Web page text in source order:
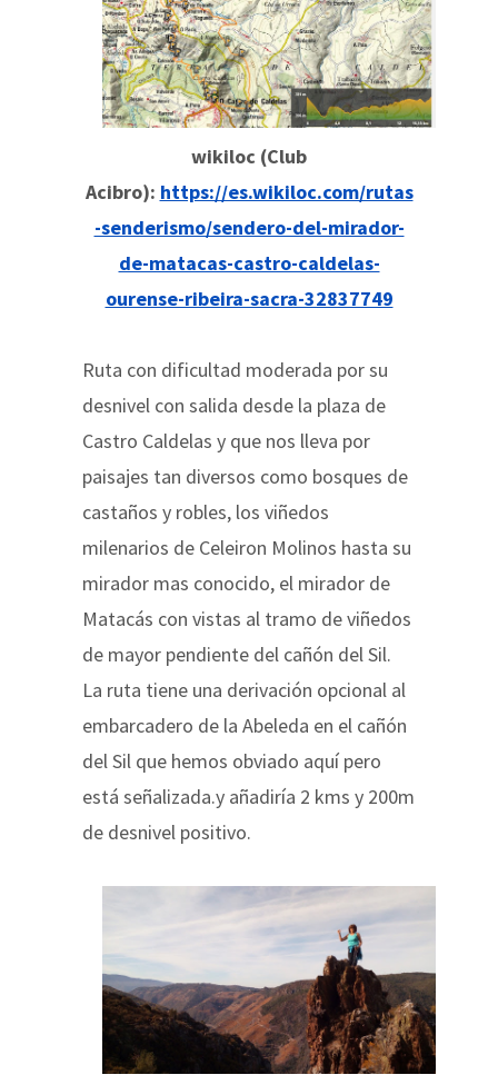
wikiloc (Club
Acibro): https://es.wikiloc.com/rutas
-senderismo/sendero-del-mirador-
de-matacas-castro-caldelas-
ourense-ribeira-sacra-32837749
Ruta con dificultad moderada por su
desnivel con salida desde la plaza de
Castro Caldelas y que nos lleva por
paisajes tan diversos como bosques de
castaños y robles, los viñedos
milenarios de Celeiron Molinos hasta su
mirador mas conocido, el mirador de
Matacás con vistas al tramo de viñedos
de mayor pendiente del cañón del Sil.
La ruta tiene una derivación opcional al
embarcadero de la Abeleda en el cañón
del Sil que hemos obviado aquí pero
está señalizada.y añadiría 2 kms y 200m
de desnivel positivo.